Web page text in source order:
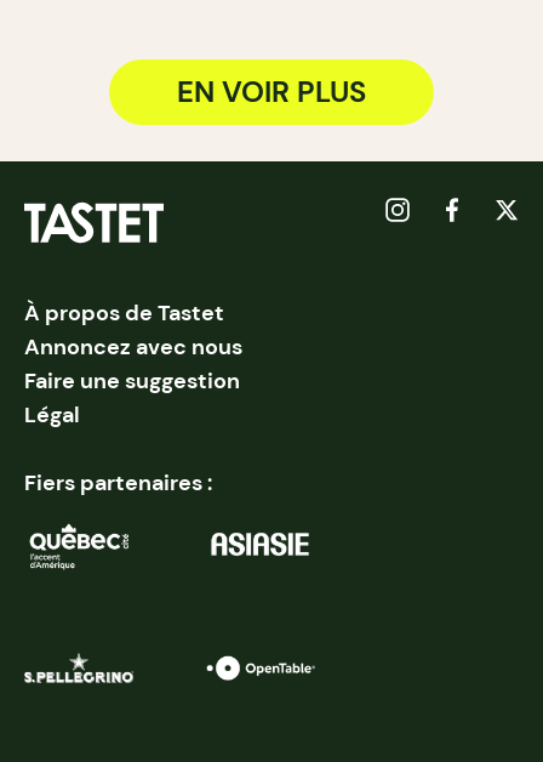
EN VOIR PLUS
À propos de Tastet
Annoncez avec nous
Faire une suggestion
Légal
Fiers partenaires :